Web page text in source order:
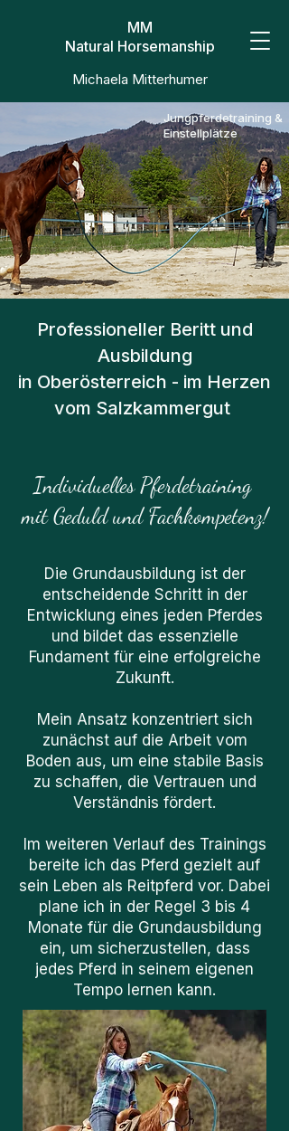
MM
Natural Horsemanship
Michaela Mitterhumer
Jungpferdetraining &
Einstellplätze
Professioneller Beritt und
Ausbildung
in Oberösterreich - im Herzen
vom Salzkammergut
Individuelles Pferdetraining
mit Geduld und Fachkompetenz!
Die Grundausbildung ist der
entscheidende Schritt in der
Entwicklung eines jeden Pferdes
und bildet das essenzielle
Fundament für eine erfolgreiche
Zukunft.
Mein Ansatz konzentriert sich
zunächst auf die Arbeit vom
Boden aus, um eine stabile Basis
zu schaffen, die Vertrauen und
Verständnis fördert.
Im weiteren Verlauf des Trainings
bereite ich das Pferd gezielt auf
sein Leben als Reitpferd vor. Dabei
plane ich in der Regel 3 bis 4
Monate für die Grundausbildung
ein, um sicherzustellen, dass
jedes Pferd in seinem eigenen
Tempo lernen kann.